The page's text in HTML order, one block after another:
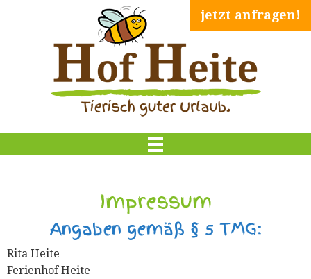
jetzt anfragen!
Impressum
Angaben gemäß § 5 TMG:
Rita Heite
Ferienhof Heite